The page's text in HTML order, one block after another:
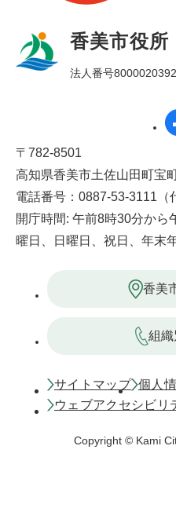
香美市役所
法人番号
〒782-8501
高知県香美市土佐山田町宝
電話番号：0887-53-3111（
開庁時間: 午前8時30分か
曜日、日曜日、祝日、年末
香美
組織
サイトマップ 個人
ウェブアクセシビリ
Copyright © Kami